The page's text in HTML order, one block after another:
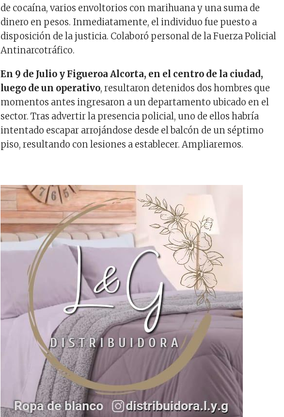
de cocaína, varios envoltorios con marihuana y una suma de
dinero en pesos. Inmediatamente, el individuo fue puesto a
disposición de la justicia. Colaboró personal de la Fuerza Policial
Antinarcotráfico.
En 9 de Julio y Figueroa Alcorta, en el centro de la ciudad,
luego de un operativo, resultaron detenidos dos hombres que
momentos antes ingresaron a un departamento ubicado en el
sector. Tras advertir la presencia policial, uno de ellos habría
intentado escapar arrojándose desde el balcón de un séptimo
piso, resultando con lesiones a establecer. Ampliaremos.